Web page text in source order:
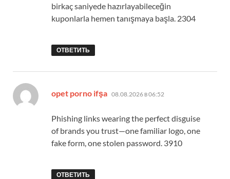
birkaç saniyede hazırlayabileceğin
kuponlarla hemen tanışmaya başla. 2304
ОТВЕТИТЬ
opet porno ifşa 08.08.2026 в 06:52
Phishing links wearing the perfect disguise
of brands you trust—one familiar logo, one
fake form, one stolen password. 3910
ОТВЕТИТЬ